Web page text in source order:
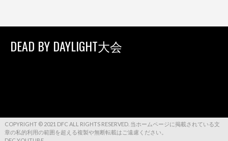
DEAD BY DAYLIGHT大会
COPYRIGHT © 2021 DFC ALL RIGHTS RESERVED. 当ホームページに掲載されている文
章の私的利用の範囲を超える複製や無断転載はご遠慮ください。